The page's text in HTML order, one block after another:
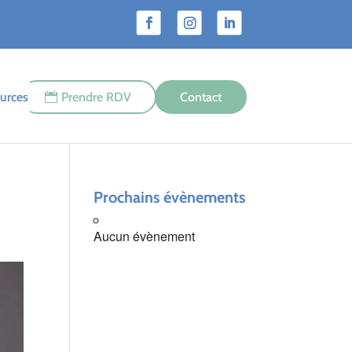
Prendre RDV Contact
Prochains évènements
Aucun évènement